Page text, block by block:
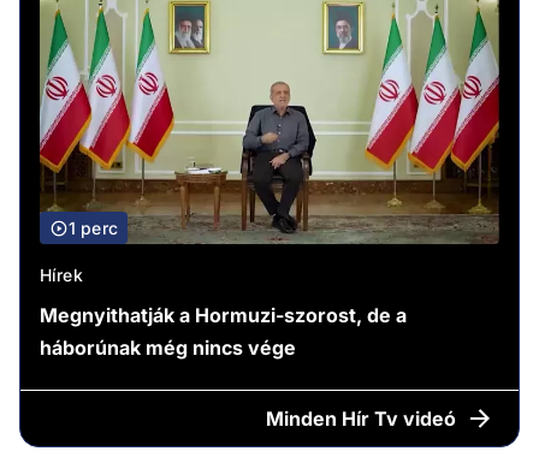
1 perc
Hírek
Megnyithatják a Hormuzi-szorost, de a
háborúnak még nincs vége
Minden Hír Tv videó